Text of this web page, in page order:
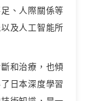
、人際關係等
及人工智能所
和治療，也傾
日本深度學習